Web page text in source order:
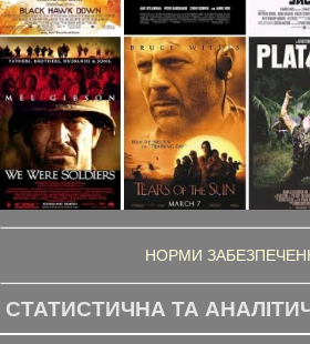
НОРМИ
СТАТИСТИЧНА ТА